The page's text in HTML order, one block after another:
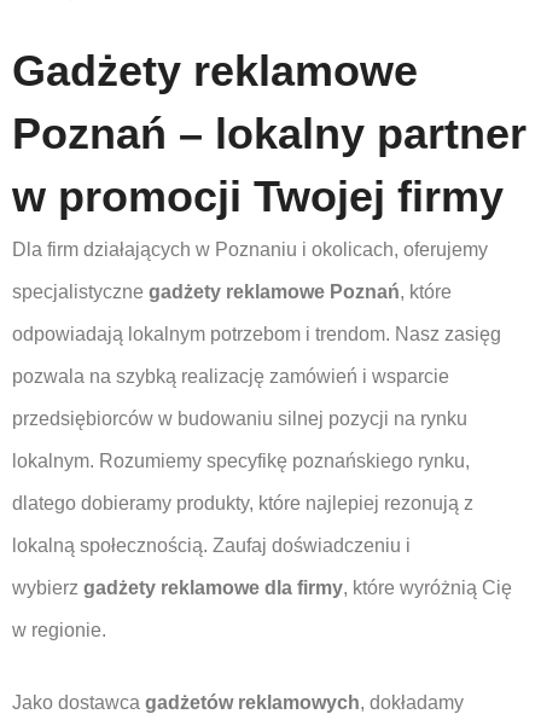
Gadżety reklamowe
Poznań – lokalny partner
w promocji Twojej firmy
Dla firm działających w Poznaniu i okolicach, oferujemy
specjalistyczne gadżety reklamowe Poznań, które
odpowiadają lokalnym potrzebom i trendom. Nasz zasięg
pozwala na szybką realizację zamówień i wsparcie
przedsiębiorców w budowaniu silnej pozycji na rynku
lokalnym. Rozumiemy specyfikę poznańskiego rynku,
dlatego dobieramy produkty, które najlepiej rezonują z
lokalną społecznością. Zaufaj doświadczeniu i
wybierz gadżety reklamowe dla firmy, które wyróżnią Cię
w regionie.
Jako dostawca gadżetów reklamowych, dokładamy